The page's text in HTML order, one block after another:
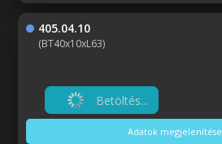
405.04.10
(BT40x10xL63)
Betöltés...
Adatok megjelenítése